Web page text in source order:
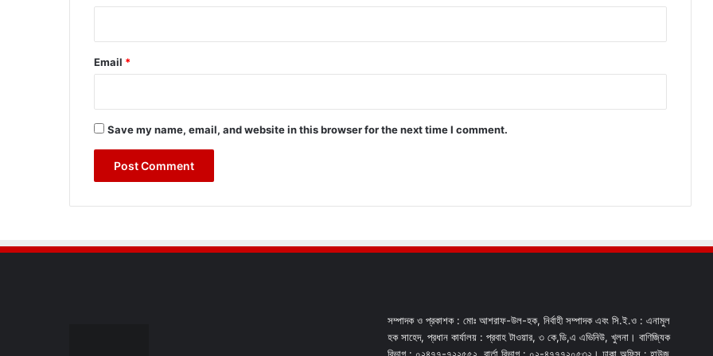
Email *
Save my name, email, and website in this browser for the next time I comment.
সম্পাদক ও প্রকাশক : মোঃ আশরাফ-উল-হক, নির্বাহী সম্পাদক এবং সি.ই.ও : এনামুল
হক সাহেদ, প্রধান কার্যালয় : প্রবাহ টাওয়ার, ৩ কে,ডি,এ এভিনিউ, খুলনা। বাণিজ্যিক